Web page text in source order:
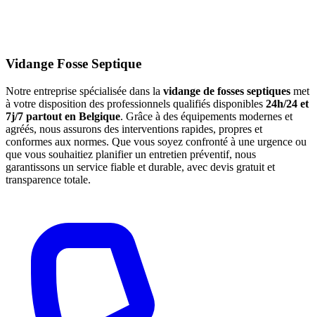
Vidange Fosse Septique
Notre entreprise spécialisée dans la vidange de fosses septiques met
à votre disposition des professionnels qualifiés disponibles 24h/24 et
7j/7 partout en Belgique. Grâce à des équipements modernes et
agréés, nous assurons des interventions rapides, propres et
conformes aux normes. Que vous soyez confronté à une urgence ou
que vous souhaitiez planifier un entretien préventif, nous
garantissons un service fiable et durable, avec devis gratuit et
transparence totale.